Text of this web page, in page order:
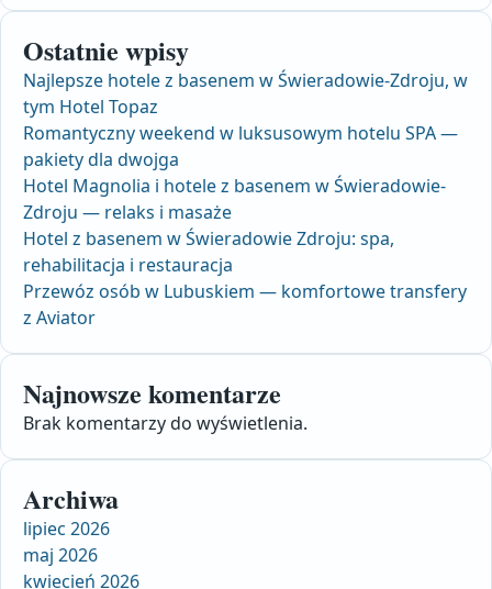
Ostatnie wpisy
Najlepsze hotele z basenem w Świeradowie-Zdroju, w
tym Hotel Topaz
Romantyczny weekend w luksusowym hotelu SPA —
pakiety dla dwojga
Hotel Magnolia i hotele z basenem w Świeradowie-
Zdroju — relaks i masaże
Hotel z basenem w Świeradowie Zdroju: spa,
rehabilitacja i restauracja
Przewóz osób w Lubuskiem — komfortowe transfery
z Aviator
Najnowsze komentarze
Brak komentarzy do wyświetlenia.
Archiwa
lipiec 2026
maj 2026
kwiecień 2026